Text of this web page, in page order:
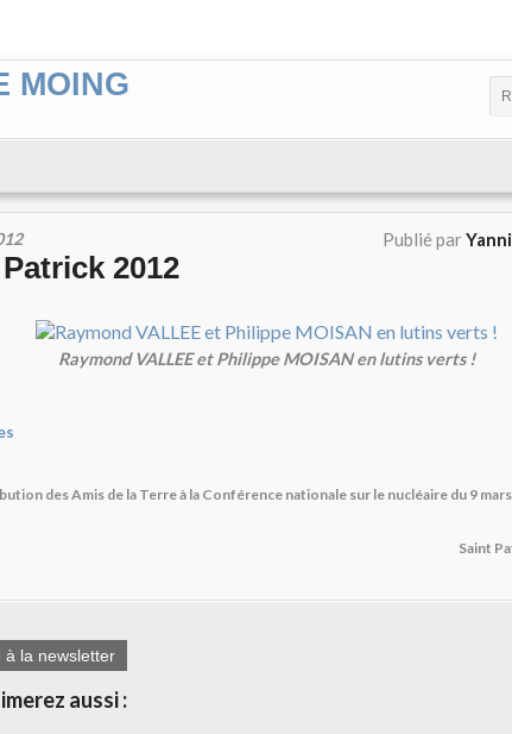
MOING
Publié par
2012
Raymond VALLEE et Philippe MOISAN en lutins verts !
des Amis de la Terre à la Conférence nationale sur le nucléaire du 9
Saint
à la newsletter
aussi :